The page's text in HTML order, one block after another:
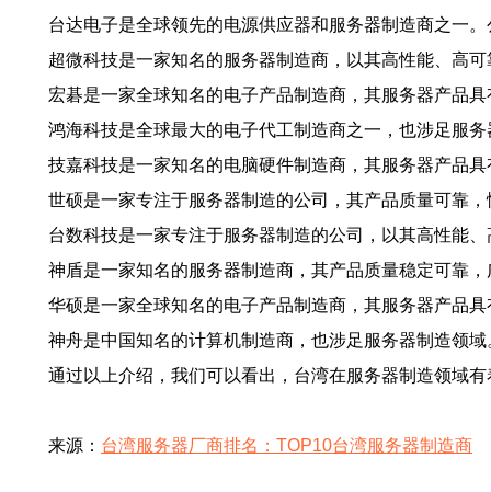
台达电子是全球领先的电源供应器和服务器制造商之一
超微科技是一家知名的服务器制造商，以其高性能、高
宏碁是一家全球知名的电子产品制造商，其服务器产品
鸿海科技是全球最大的电子代工制造商之一，也涉足服
技嘉科技是一家知名的电脑硬件制造商，其服务器产品
世硕是一家专注于服务器制造的公司，其产品质量可靠
台数科技是一家专注于服务器制造的公司，以其高性能
神盾是一家知名的服务器制造商，其产品质量稳定可靠
华硕是一家全球知名的电子产品制造商，其服务器产品
神舟是中国知名的计算机制造商，也涉足服务器制造领
通过以上介绍，我们可以看出，台湾在服务器制造领域
来源： 台湾服务器厂商排名：TOP10台湾服务器制造商